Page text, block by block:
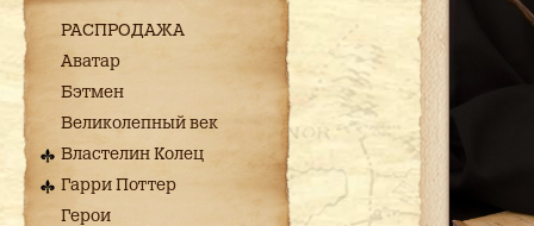
РАСПРОДАЖА
Аватар
Бэтмен
Великолепный век
Властелин Колец
Гарри Поттер
Герои